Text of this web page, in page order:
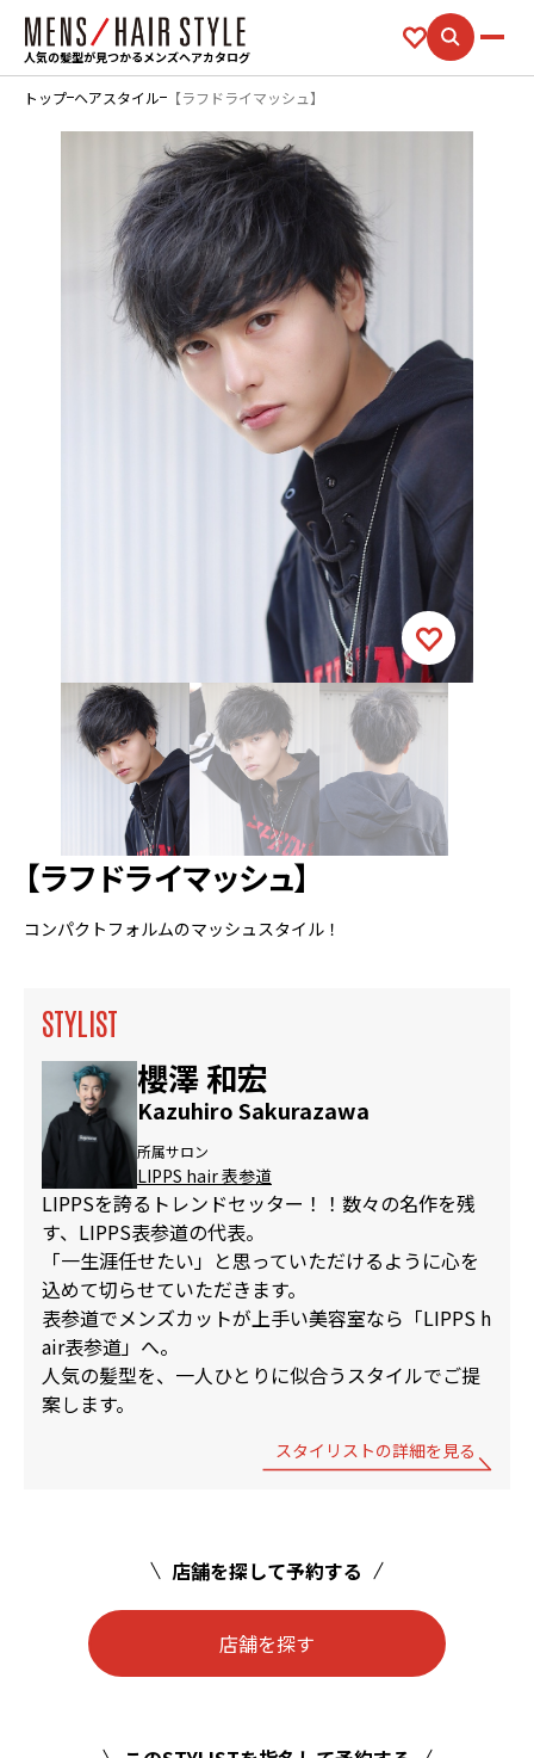
人気の髪型が見つかるメンズヘアカタログ
トップ ヘアスタイル 【ラフドライマッシュ】
【ラフドライマッシュ】
コンパクトフォルムのマッシュスタイル！
STYLIST
櫻澤 和宏
Kazuhiro Sakurazawa
所属サロン
LIPPS hair 表参道
LIPPSを誇るトレンドセッター！！数々の名作を残
す、LIPPS表参道の代表。
「一生涯任せたい」と思っていただけるように心を
込めて切らせていただきます。
表参道でメンズカットが上手い美容室なら「LIPPS h
air表参道」へ。
人気の髪型を、一人ひとりに似合うスタイルでご提
案します。
スタイリストの詳細を見る
店舗を探して予約する
店舗を探す